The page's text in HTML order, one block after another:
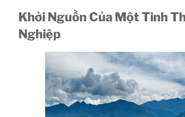
Khởi Nguồn Của Một Tinh
Nghiệp